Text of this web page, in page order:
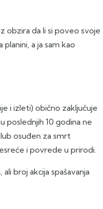
obzira da li si poveo svoje
a ja sam kao
i izleti) obično zaključuje
poslednjih 10 godina ne
osuđen za smrt
i povrede u prirodi.
, ali broj akcija spašavanja